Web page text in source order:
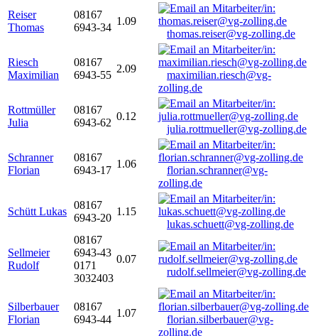
Reiser
Thomas
08167
6943-34
1.09
thomas.reiser@vg-zolling.de
Riesch
Maximilian
08167
6943-55
2.09
maximilian.riesch@vg-
zolling.de
Rottmüller
Julia
08167
6943-62
0.12
julia.rottmueller@vg-zolling.de
Schranner
Florian
08167
6943-17
1.06
florian.schranner@vg-
zolling.de
Schütt Lukas
08167
6943-20
1.15
lukas.schuett@vg-zolling.de
Sellmeier
Rudolf
08167
6943-43
0171
3032403
0.07
rudolf.sellmeier@vg-zolling.de
Silberbauer
Florian
08167
6943-44
1.07
florian.silberbauer@vg-
zolling.de